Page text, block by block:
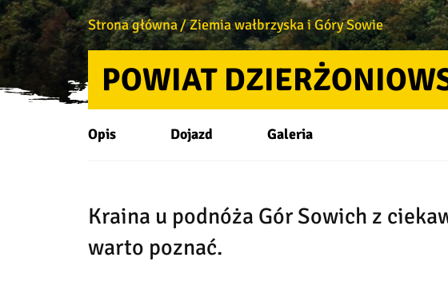
Strona główna Ziemia wałbrzyska i Góry Sowie
POWIAT
Opis Dojazd Galeria
Kraina u podnóża Gór Sowich z
warto poznać.